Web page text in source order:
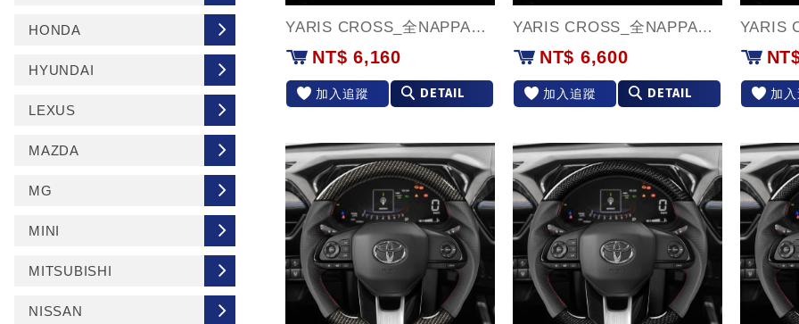
HONDA
HYUNDAI
LEXUS
MAZDA
MG
MINI
MITSUBISHI
NISSAN
YARIS CROSS_全NAPPA牛皮款
NT$ 6,160
加入追蹤 DETAIL
YARIS CROSS_全NAPPA牛皮(紅環)款
NT$ 6,600
加入追蹤 DETAIL 加